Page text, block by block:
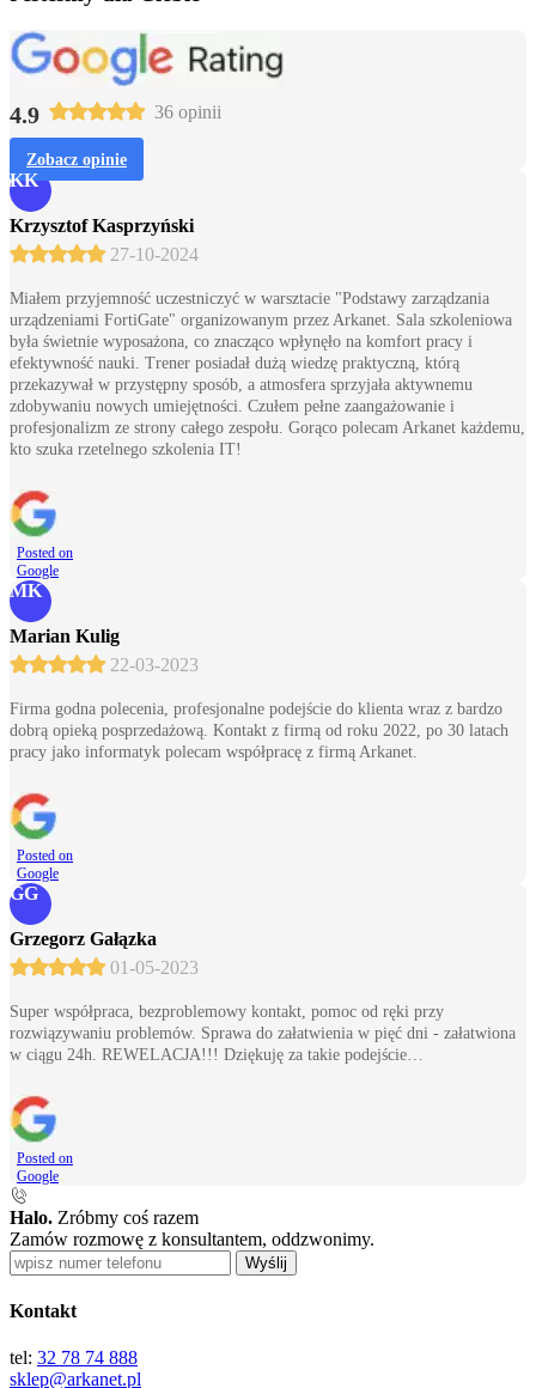
4.9 36 opinii
Zobacz opinie
KK
Krzysztof Kasprzyński
27-10-2024
Miałem przyjemność uczestniczyć w warsztacie "Podstawy zarządzania
urządzeniami FortiGate" organizowanym przez Arkanet. Sala szkoleniowa
była świetnie wyposażona, co znacząco wpłynęło na komfort pracy i
efektywność nauki. Trener posiadał dużą wiedzę praktyczną, którą
przekazywał w przystępny sposób, a atmosfera sprzyjała aktywnemu
zdobywaniu nowych umiejętności. Czułem pełne zaangażowanie i
profesjonalizm ze strony całego zespołu. Gorąco polecam Arkanet każdemu,
kto szuka rzetelnego szkolenia IT!
Posted on
Google
MK
Marian Kulig
22-03-2023
Firma godna polecenia, profesjonalne podejście do klienta wraz z bardzo
dobrą opieką posprzedażową. Kontakt z firmą od roku 2022, po 30 latach
pracy jako informatyk polecam współpracę z firmą Arkanet.
Posted on
Google
GG
Grzegorz Gałązka
01-05-2023
Super współpraca, bezproblemowy kontakt, pomoc od ręki przy
rozwiązywaniu problemów. Sprawa do załatwienia w pięć dni - załatwiona
w ciągu 24h. REWELACJA!!! Dziękuję za takie podejście…
Posted on
Google
Halo. Zróbmy coś razem
Zamów rozmowę z konsultantem, oddzwonimy.
Wyślij
Kontakt
tel: 32 78 74 888
sklep@arkanet.pl